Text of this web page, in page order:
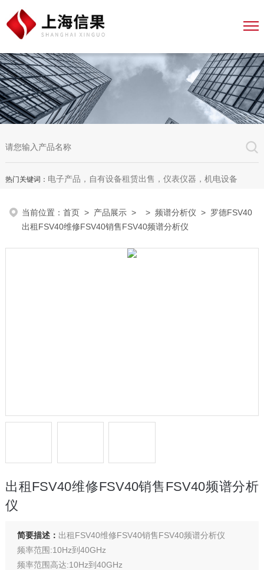
热门关键词： 电子产品，自有设备租赁出售，仪表仪器，机电设备
当前位置：首页 > 产品展示 > >频谱分析仪 > 罗德FSV40
出租FSV40维修FSV40销售FSV40频谱分析仪
出租FSV40维修FSV40销售FSV40频谱分析
仪
简要描述： 出租FSV40维修FSV40销售FSV40频谱分析仪
频率范围:10Hz到40GHz
频率范围高达:10Hz到40GHz